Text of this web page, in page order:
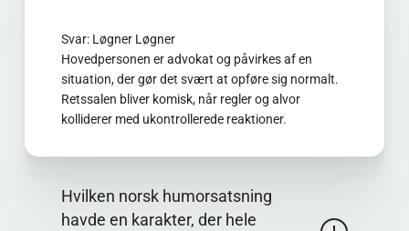
Svar: Løgner Løgner
Hovedpersonen er advokat og påvirkes af en
situation, der gør det svært at opføre sig normalt.
Retssalen bliver komisk, når regler og alvor
kolliderer med ukontrollerede reaktioner.
Hvilken norsk humorsatsning
havde en karakter, der hele